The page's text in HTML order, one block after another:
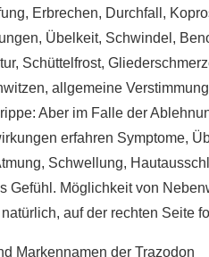
Erbrechen, Durchfall,
Übelkeit, Schwindel,
Schüttelfrost,
allgemeine
Aber im Falle der
erfahren Symptome,
Schwellung,
Gefühl. Möglichkeit von
auf der rechten Seite
Markennamen der Trazodon